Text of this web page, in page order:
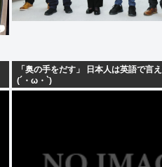
「奥の手をだす」 日本人は英語で言
(´・ω・`)